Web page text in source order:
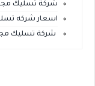
شركة تسليك
اسعار شركه
شركة تسليك